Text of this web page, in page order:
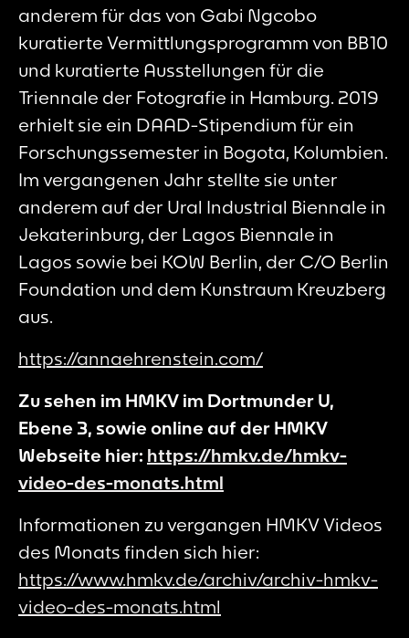
anderem für das von Gabi Ngcobo
kuratierte Vermittlungsprogramm von BB10
und kuratierte Ausstellungen für die
Triennale der Fotografie in Hamburg. 2019
erhielt sie ein DAAD-Stipendium für ein
Forschungssemester in Bogota, Kolumbien.
Im vergangenen Jahr stellte sie unter
anderem auf der Ural Industrial Biennale in
Jekaterinburg, der Lagos Biennale in
Lagos sowie bei KOW Berlin, der C/O Berlin
Foundation und dem Kunstraum Kreuzberg
aus.
https://annaehrenstein.com/
Zu sehen im HMKV im Dortmunder U,
Ebene 3, sowie online auf der HMKV
Webseite hier: https://hmkv.de/hmkv-
video-des-monats.html
Informationen zu vergangen HMKV Videos
des Monats finden sich hier:
https://www.hmkv.de/archiv/archiv-hmkv-
video-des-monats.html